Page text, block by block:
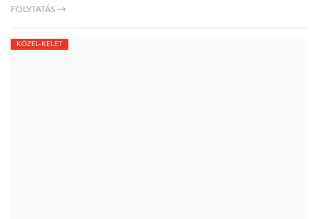
FOLYTATÁS →
KÖZEL-KELET